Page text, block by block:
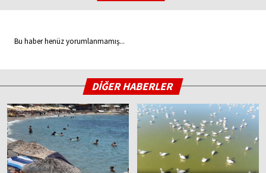
Bu haber henüz yorumlanmamış...
DİĞER HABERLER